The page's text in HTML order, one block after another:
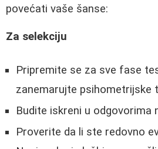
povećati vaše šanse:
Za selekciju
Pripremite se za sve fase
zanemarujte psihometrijske
Budite iskreni u odgovorima
Proverite da li ste redovno